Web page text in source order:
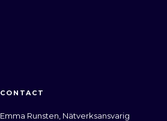
CONTACT
Emma Runsten, Nätverksansvarig